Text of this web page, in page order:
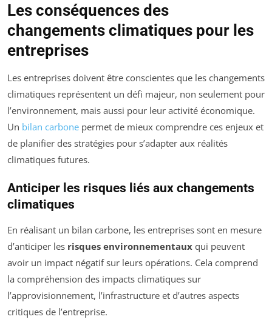
Les conséquences des
changements climatiques pour les
entreprises
Les entreprises doivent être conscientes que les changements
climatiques représentent un défi majeur, non seulement pour
l’environnement, mais aussi pour leur activité économique.
Un bilan carbone permet de mieux comprendre ces enjeux et
de planifier des stratégies pour s’adapter aux réalités
climatiques futures.
Anticiper les risques liés aux changements
climatiques
En réalisant un bilan carbone, les entreprises sont en mesure
d’anticiper les risques environnementaux qui peuvent
avoir un impact négatif sur leurs opérations. Cela comprend
la compréhension des impacts climatiques sur
l’approvisionnement, l’infrastructure et d’autres aspects
critiques de l’entreprise.